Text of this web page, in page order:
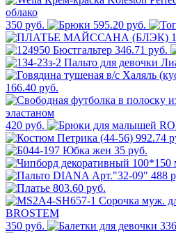
350 руб. 595.20 руб.
346.71 руб.
166.40 руб.
420 руб.
992.74
35 руб.
488
803.60 руб.
350 руб.